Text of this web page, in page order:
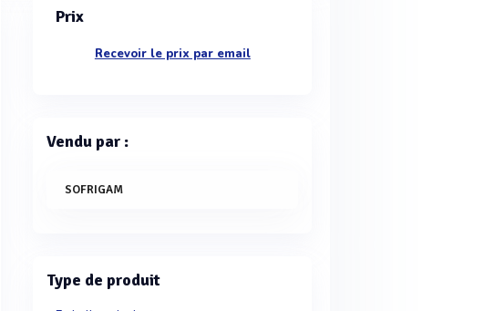
Prix
Recevoir le prix par email
Vendu par :
SOFRIGAM
Type de produit